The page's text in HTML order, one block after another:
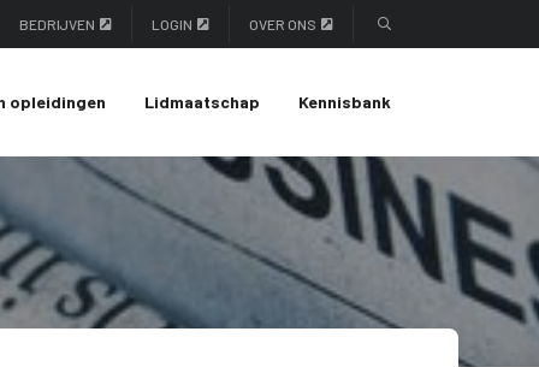
BEDRIJVEN LOGIN OVER ONS
opleidingen Lidmaatschap Kennisbank